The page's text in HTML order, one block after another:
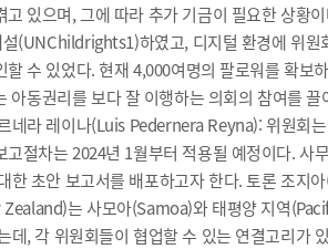
있으며, 그에 따라 추가 기금이 필요한 상황
(UNChildrights1)하였고, 디지털 환경에 위
수 있었다. 현재 4,000여명의 팔로워를 확
동권리를 보다 잘 이행하는 의회의 참여를
라 레이나(Luis Pedernera Reyna): 위원회
절차는 2024년 1월부터 적용될 예정이다.
초안 보고서를 배포하고자 한다. 토론 조지
는 사모아(Samoa)와 태평양 지역
, 각 위원회들이 협업할 수 있는 연결고리가